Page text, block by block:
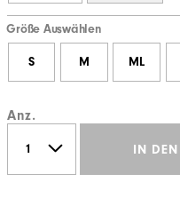
Größe Auswählen
S M ML
Anz.
IN DEN